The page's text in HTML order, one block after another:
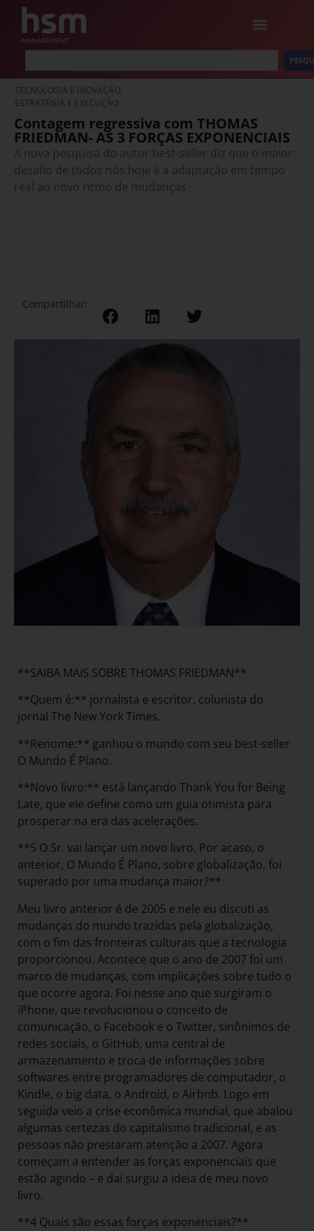
TECNOLOGIA E INOVAÇÃO,
ESTRATÉGIA E EXECUÇÃO
Contagem regressiva com THOMAS
FRIEDMAN- AS 3 FORÇAS EXPONENCIAIS
A nova pesquisa do autor best-seller diz que o maior
desafio de todos nós hoje é a adaptação em tempo
real ao novo ritmo de mudanças
Compartilhar:
**SAIBA MAIS SOBRE THOMAS FRIEDMAN**
**Quem é:** jornalista e escritor, colunista do
jornal The New York Times.
**Renome:** ganhou o mundo com seu best-seller
O Mundo É Plano.
**Novo livro:** está lançando Thank You for Being
Late, que ele define como um guia otimista para
prosperar na era das acelerações.
**5 O Sr. vai lançar um novo livro. Por acaso, o
anterior, O Mundo É Plano, sobre globalização, foi
superado por uma mudança maior?**
Meu livro anterior é de 2005 e nele eu discuti as
mudanças do mundo trazidas pela globalização,
com o fim das fronteiras culturais que a tecnologia
proporcionou. Acontece que o ano de 2007 foi um
marco de mudanças, com implicações sobre tudo o
que ocorre agora. Foi nesse ano que surgiram o
iPhone, que revolucionou o conceito de
comunicação, o Facebook e o Twitter, sinônimos de
redes sociais, o GitHub, uma central de
armazenamento e troca de informações sobre
softwares entre programadores de computador, o
Kindle, o big data, o Android, o Airbnb. Logo em
seguida veio a crise econômica mundial, que abalou
algumas certezas do capitalismo tradicional, e as
pessoas não prestaram atenção a 2007. Agora
começam a entender as forças exponenciais que
estão agindo – e daí surgiu a ideia de meu novo
livro.
**4 Quais são essas forças exponenciais?**